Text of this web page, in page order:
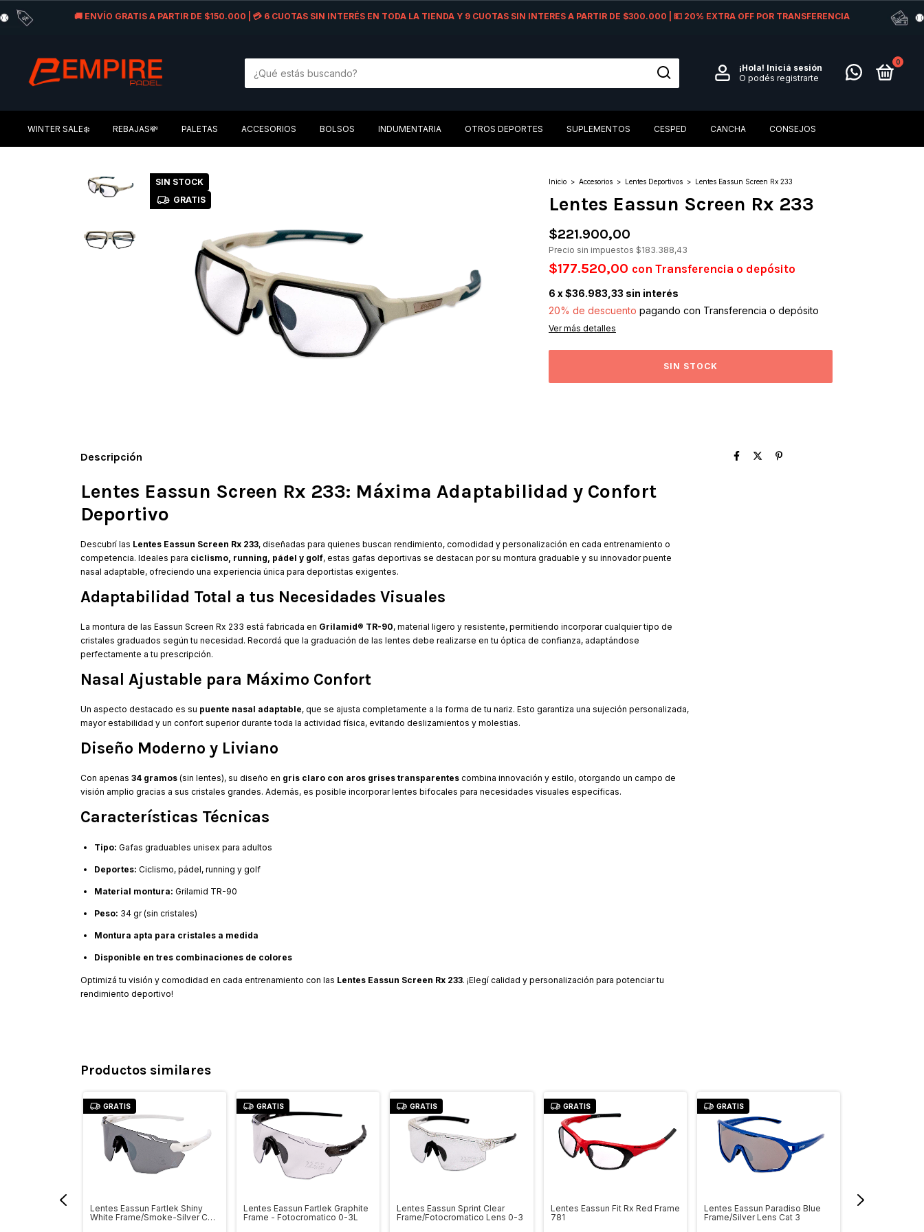
🚚 ENVÍO GRATIS A PARTIR DE $150.000 | 💳 6 CUOTAS SIN INTERÉS EN TODA LA TIENDA Y 9 CUOTAS SIN INTERES A PARTIR DE $300.000 | 💵 20% EXTRA OFF POR TRANSFERENCIA
¡Hola! Iniciá sesión
O podés registrarte
0
WINTER SALE❄️ REBAJAS💸 PALETAS ACCESORIOS BOLSOS INDUMENTARIA OTROS DEPORTES SUPLEMENTOS CESPED CANCHA CONSEJOS
SIN STOCK
GRATIS
Inicio > Accesorios > Lentes Deportivos > Lentes Eassun Screen Rx 233
Lentes Eassun Screen Rx 233
$221.900,00
Precio sin impuestos $183.388,43
$177.520,00 con Transferencia o depósito
6 x$36.983,33 sin interés
20% de descuento pagando con Transferencia o depósito
Ver más detalles
Descripción
Lentes Eassun Screen Rx 233: Máxima Adaptabilidad y Confort
Deportivo
Descubrí las Lentes Eassun Screen Rx 233, diseñadas para quienes buscan rendimiento, comodidad y personalización en cada entrenamiento o
competencia. Ideales para ciclismo, running, pádel y golf, estas gafas deportivas se destacan por su montura graduable y su innovador puente
nasal adaptable, ofreciendo una experiencia única para deportistas exigentes.
Adaptabilidad Total a tus Necesidades Visuales
La montura de las Eassun Screen Rx 233 está fabricada en Grilamid® TR-90, material ligero y resistente, permitiendo incorporar cualquier tipo de
cristales graduados según tu necesidad. Recordá que la graduación de las lentes debe realizarse en tu óptica de confianza, adaptándose
perfectamente a tu prescripción.
Nasal Ajustable para Máximo Confort
Un aspecto destacado es su puente nasal adaptable, que se ajusta completamente a la forma de tu nariz. Esto garantiza una sujeción personalizada,
mayor estabilidad y un confort superior durante toda la actividad física, evitando deslizamientos y molestias.
Diseño Moderno y Liviano
Con apenas 34 gramos (sin lentes), su diseño en gris claro con aros grises transparentes combina innovación y estilo, otorgando un campo de
visión amplio gracias a sus cristales grandes. Además, es posible incorporar lentes bifocales para necesidades visuales específicas.
Características Técnicas
Tipo: Gafas graduables unisex para adultos
Deportes: Ciclismo, pádel, running y golf
Material montura: Grilamid TR-90
Peso: 34 gr (sin cristales)
Montura apta para cristales a medida
Disponible en tres combinaciones de colores
Optimizá tu visión y comodidad en cada entrenamiento con las Lentes Eassun Screen Rx 233. ¡Elegí calidad y personalización para potenciar tu
rendimiento deportivo!
Productos similares
GRATIS
Lentes Eassun Fartlek Shiny
White Frame/Smoke-Silver Cat
GRATIS
Lentes Eassun Fartlek Graphite
Frame - Fotocromatico 0-3L
GRATIS
Lentes Eassun Sprint Clear
Frame/Fotocromatico Lens 0-3
GRATIS
Lentes Eassun Fit Rx Red Frame
781
GRATIS
Lentes Eassun Paradiso Blue
Frame/Silver Lens Cat 3